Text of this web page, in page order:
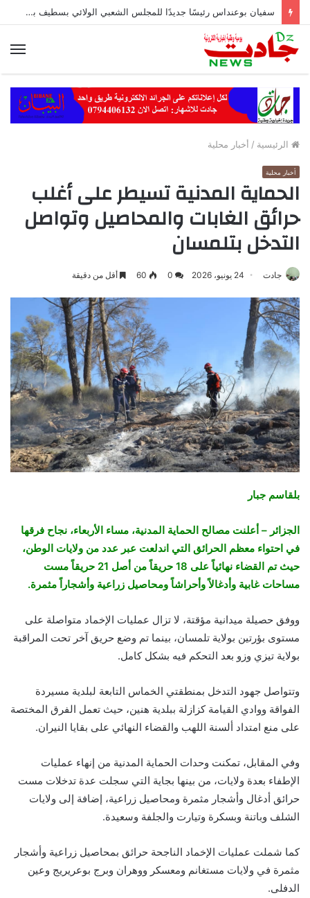
سفيان بوعنداس رئيسًا جديدًا للمجلس الشعبي الولائي بسطيف بالأغلبية
الرئيسية / أخبار محلية
أخبار محلية
الحماية المدنية تسيطر على أغلب
حرائق الغابات والمحاصيل وتواصل
التدخل بتلمسان
جادت 24 يونيو، 2026 0
60 أقل من دقيقة
بلقاسم جبار
الجزائر – أعلنت مصالح الحماية المدنية، مساء الأربعاء، نجاح فرقها
في احتواء معظم الحرائق التي اندلعت عبر عدد من ولايات الوطن،
حيث تم القضاء نهائياً على 18 حريقاً من أصل 21 حريقاً مست
مساحات غابية وأدغالاً وأحراشاً ومحاصيل زراعية وأشجاراً مثمرة.
ووفق حصيلة ميدانية مؤقتة، لا تزال عمليات الإخماد متواصلة على
مستوى بؤرتين بولاية تلمسان، بينما تم وضع حريق آخر تحت المراقبة
بولاية تيزي وزو بعد التحكم فيه بشكل كامل.
وتتواصل جهود التدخل بمنطقتي الخماس التابعة لبلدية مسيردة
الفواقة ووادي القيامة كزازلة ببلدية هنين، حيث تعمل الفرق المختصة
على منع امتداد ألسنة اللهب والقضاء النهائي على بقايا النيران.
وفي المقابل، تمكنت وحدات الحماية المدنية من إنهاء عمليات
الإطفاء بعدة ولايات، من بينها بجاية التي سجلت عدة تدخلات مست
حرائق أدغال وأشجار مثمرة ومحاصيل زراعية، إضافة إلى ولايات
الشلف وباتنة وبسكرة وتيارت والجلفة وسعيدة.
كما شملت عمليات الإخماد الناجحة حرائق بمحاصيل زراعية وأشجار
مثمرة في ولايات مستغانم ومعسكر ووهران وبرج بوعريريج وعين
الدفلى.